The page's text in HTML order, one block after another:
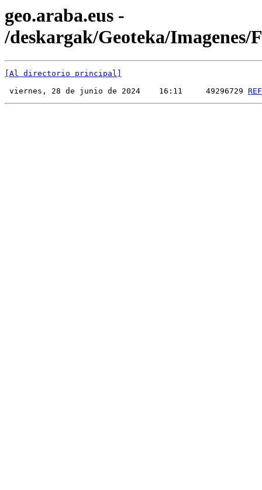
geo.araba.eus -
/deskargak/Geoteka/Imagenes/
[Al directorio principal]
viernes, 28 de junio de 2024    16:11     49296729